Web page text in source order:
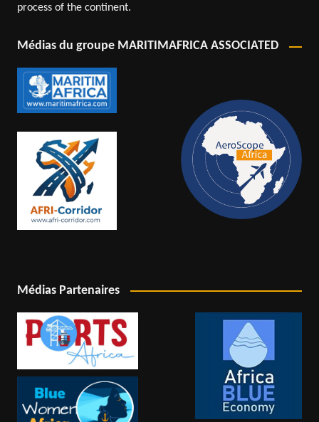
process of the continent.
Médias du groupe MARITIMAFRICA ASSOCIATED
Médias Partenaires